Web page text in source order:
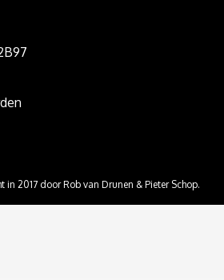
in 2017 door Rob van Drunen & Pieter Schop.